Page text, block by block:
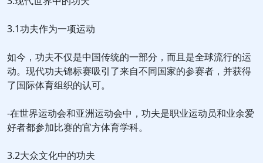
3.1功夫作为一项运动
如今，功夫不仅是中国传统的一部分，而且是全球流行的运
动。现代功夫锦标赛吸引了来自不同国家的参赛者，并获得
了国际体育组织的认可。
-在世界运动会和亚洲运动会中，功夫是职业运动员和业余爱
好者都参加比赛的官方体育学科。
3.2大众文化中的功夫